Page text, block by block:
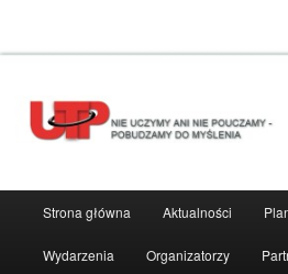
Strona główna Aktualności
Wydarzenia Organizatorzy